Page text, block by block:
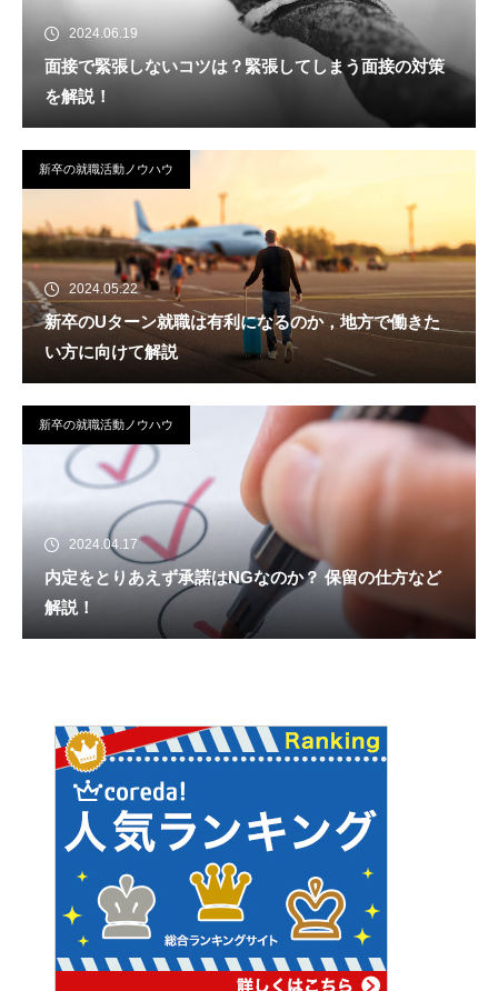
2024.06.19
面接で緊張しないコツは？緊張してしまう面接の対策
を解説！
新卒の就職活動ノウハウ
2024.05.22
新卒のUターン就職は有利になるのか，地方で働きた
い方に向けて解説
新卒の就職活動ノウハウ
2024.04.17
内定をとりあえず承諾はNGなのか？ 保留の仕方など
解説！